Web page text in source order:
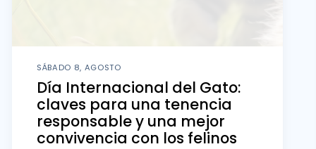
SÁBADO 8, AGOSTO
Día Internacional del Gato:
claves para una tenencia
responsable y una mejor
convivencia con los felinos